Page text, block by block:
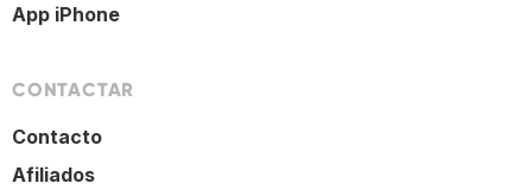
App iPhone
CONTACTAR
Contacto
Afiliados